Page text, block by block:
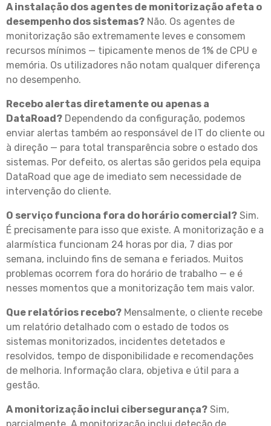
A instalação dos agentes de monitorização afeta o
desempenho dos sistemas? Não. Os agentes de
monitorização são extremamente leves e consomem
recursos mínimos — tipicamente menos de 1% de CPU e
memória. Os utilizadores não notam qualquer diferença
no desempenho.
Recebo alertas diretamente ou apenas a
DataRoad? Dependendo da configuração, podemos
enviar alertas também ao responsável de IT do cliente ou
à direção — para total transparência sobre o estado dos
sistemas. Por defeito, os alertas são geridos pela equipa
DataRoad que age de imediato sem necessidade de
intervenção do cliente.
O serviço funciona fora do horário comercial? Sim.
É precisamente para isso que existe. A monitorização e a
alarmística funcionam 24 horas por dia, 7 dias por
semana, incluindo fins de semana e feriados. Muitos
problemas ocorrem fora do horário de trabalho — e é
nesses momentos que a monitorização tem mais valor.
Que relatórios recebo? Mensalmente, o cliente recebe
um relatório detalhado com o estado de todos os
sistemas monitorizados, incidentes detetados e
resolvidos, tempo de disponibilidade e recomendações
de melhoria. Informação clara, objetiva e útil para a
gestão.
A monitorização inclui cibersegurança? Sim,